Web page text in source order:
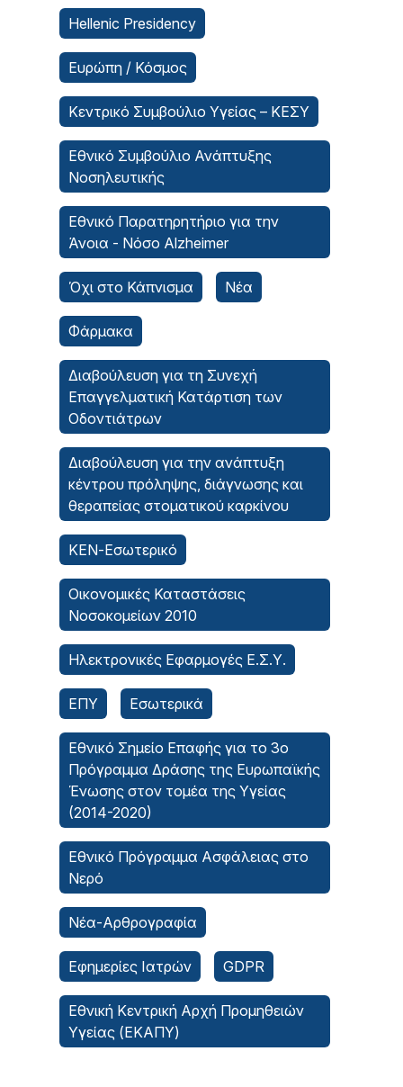
Hellenic Presidency
Ευρώπη / Κόσμος
Κεντρικό Συμβούλιο Υγείας – ΚΕΣΥ
Εθνικό Συμβούλιο Ανάπτυξης
Νοσηλευτικής
Εθνικό Παρατηρητήριο για την
Άνοια - Νόσο Alzheimer
Όχι στο Κάπνισμα Νέα
Φάρμακα
Διαβούλευση για τη Συνεχή
Επαγγελματική Κατάρτιση των
Οδοντιάτρων
Διαβούλευση για την ανάπτυξη
κέντρου πρόληψης, διάγνωσης και
θεραπείας στοματικού καρκίνου
ΚΕΝ-Εσωτερικό
Οικονομικές Καταστάσεις
Νοσοκομείων 2010
Ηλεκτρονικές Εφαρμογές Ε.Σ.Υ.
ΕΠΥ Εσωτερικά
Εθνικό Σημείο Επαφής για το 3ο
Πρόγραμμα Δράσης της Ευρωπαϊκής
Ένωσης στον τομέα της Υγείας
(2014-2020)
Εθνικό Πρόγραμμα Ασφάλειας στο
Νερό
Νέα-Αρθρογραφία
Εφημερίες Ιατρών GDPR
Εθνική Κεντρική Αρχή Προμηθειών
Υγείας (ΕΚΑΠΥ)